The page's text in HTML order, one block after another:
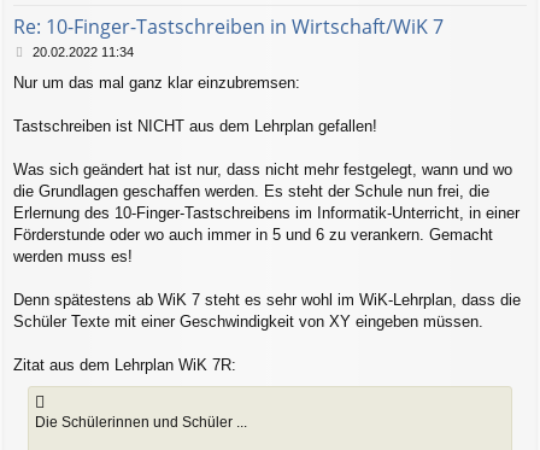
Re: 10-Finger-Tastschreiben in Wirtschaft/WiK 7
B
i
r
20.02.2022 11:34
Nur um das mal ganz klar einzubremsen:
Tastschreiben ist NICHT aus dem Lehrplan gefallen!
Was sich geändert hat ist nur, dass nicht mehr festgelegt, wann und wo
die Grundlagen geschaffen werden. Es steht der Schule nun frei, die
Erlernung des 10-Finger-Tastschreibens im Informatik-Unterricht, in einer
Förderstunde oder wo auch immer in 5 und 6 zu verankern. Gemacht
werden muss es!
Denn spätestens ab WiK 7 steht es sehr wohl im WiK-Lehrplan, dass die
Schüler Texte mit einer Geschwindigkeit von XY eingeben müssen.
Zitat aus dem Lehrplan WiK 7R:
Die Schülerinnen und Schüler ...